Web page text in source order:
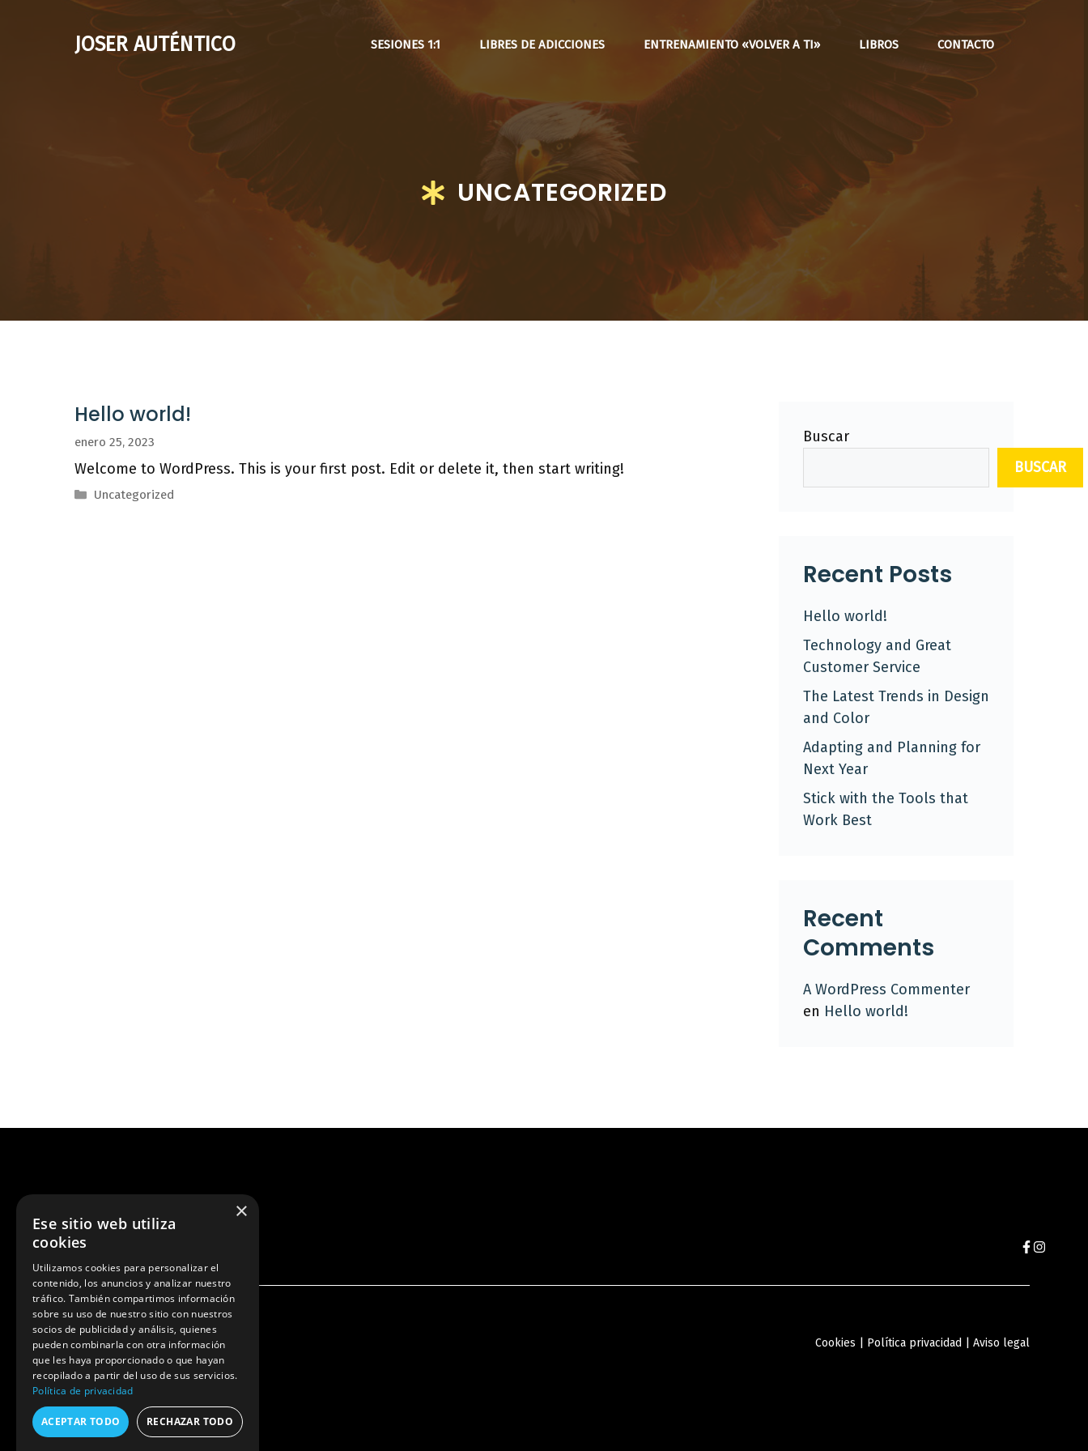
JOSER AUTÉNTICO SESIONES 1:1 LIBRES DE ADICCIONES ENTRENAMIENTO «VOLVER A TI» LIBROS CONTACTO
UNCATEGORIZED
Hello world!
enero 25, 2023
Welcome to WordPress. This is your first post. Edit or delete it, then start writing!
Categorías
Uncategorized
Buscar
BUSCAR
Recent Posts
Hello world!
Technology and Great
Customer Service
The Latest Trends in Design
and Color
Adapting and Planning for
Next Year
Stick with the Tools that
Work Best
Recent
Comments
A WordPress Commenter
en Hello world!
Libérate de tu adicción
© Joserautentico.com Copyright Cookies Política privacidad Aviso legal
×
Ese sitio web utiliza
cookies
Utilizamos cookies para personalizar el
contenido, los anuncios y analizar nuestro
tráfico. También compartimos información
sobre su uso de nuestro sitio con nuestros
socios de publicidad y análisis, quienes
pueden combinarla con otra información
que les haya proporcionado o que hayan
recopilado a partir del uso de sus servicios.
Política de privacidad
ACEPTAR TODO RECHAZAR TODO